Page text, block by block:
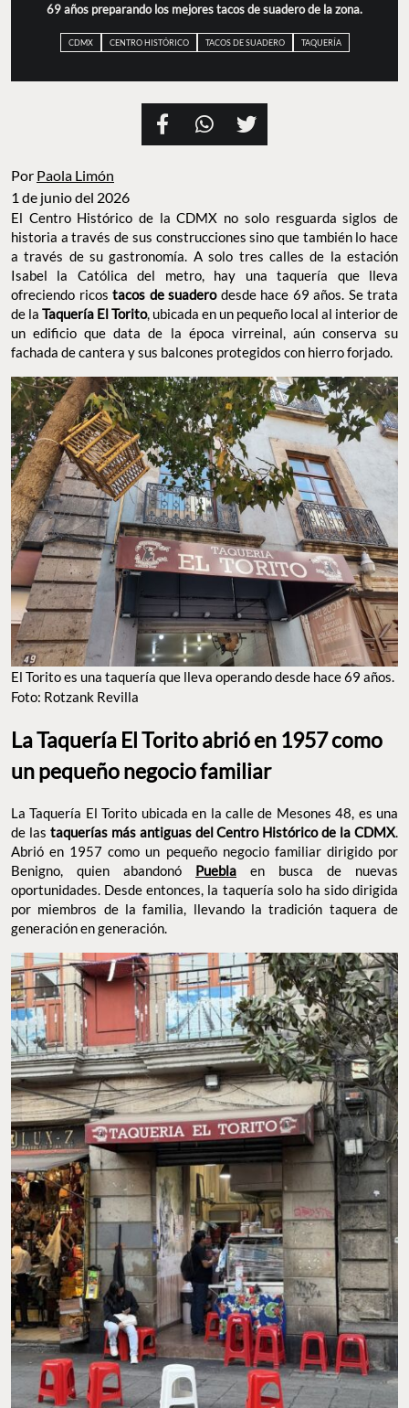
69 años preparando los mejores tacos de suadero de la zona.
CDMX CENTRO HISTÓRICO TACOS DE SUADERO TAQUERÍA
Por Paola Limón
1 de junio del 2026
El Centro Histórico de la CDMX no solo resguarda siglos de
historia a través de sus construcciones sino que también lo hace
a través de su gastronomía. A solo tres calles de la estación
Isabel la Católica del metro, hay una taquería que lleva
ofreciendo ricos tacos de suaderodesde hace 69 años. Se trata
de la Taquería El Torito, ubicada en un pequeño local al interior de
un edificio que data de la época virreinal, aún conserva su
fachada de cantera y sus balcones protegidos con hierro forjado.
El Torito es una taquería que lleva operando desde hace 69 años.
Foto: Rotzank Revilla
La Taquería El Torito abrió en 1957 como
un pequeño negocio familiar
La Taquería El Torito ubicada en la calle de Mesones 48, es una
de las taquerías más antiguas del Centro Histórico de la CDMX.
Abrió en 1957 como un pequeño negocio familiar dirigido por
Benigno, quien abandonó Puebla en busca de nuevas
oportunidades. Desde entonces, la taquería solo ha sido dirigida
por miembros de la familia, llevando la tradición taquera de
generación en generación.